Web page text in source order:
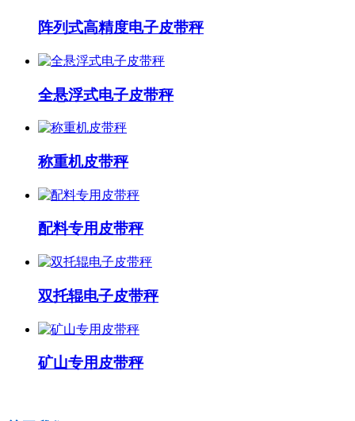
阵列式高精度电子皮带秤
全悬浮式电子皮带秤
称重机皮带秤
配料专用皮带秤
双托辊电子皮带秤
矿山专用皮带秤